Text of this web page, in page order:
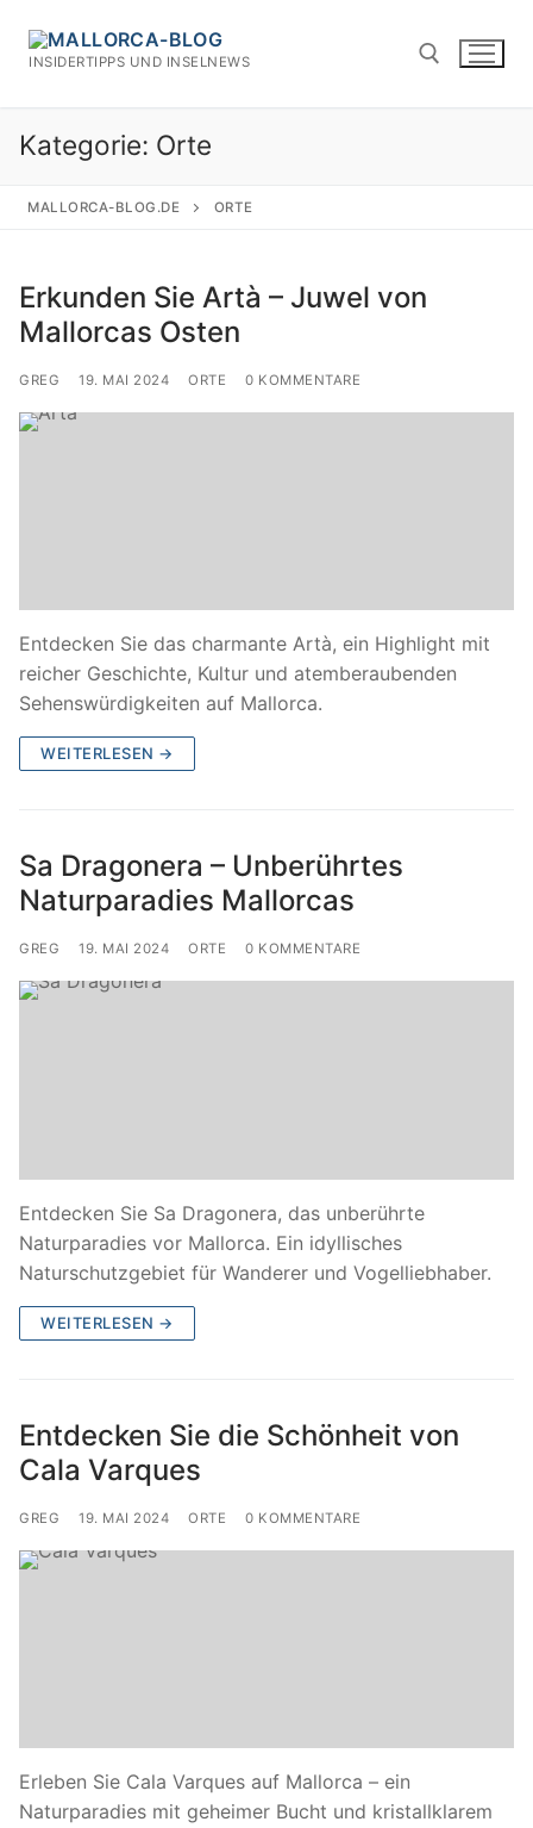
Inhalt
springen
INSIDERTIPPS UND INSELNEWS
Kategorie: Orte
MALLORCA-BLOG.DE ORTE
Erkunden Sie Artà – Juwel von
Mallorcas Osten
GREG 19. MAI 2024 ORTE 0 KOMMENTARE
Entdecken Sie das charmante Artà, ein Highlight mit
reicher Geschichte, Kultur und atemberaubenden
Sehenswürdigkeiten auf Mallorca.
WEITERLESEN →
Sa Dragonera – Unberührtes
Naturparadies Mallorcas
GREG 19. MAI 2024 ORTE 0 KOMMENTARE
Entdecken Sie Sa Dragonera, das unberührte
Naturparadies vor Mallorca. Ein idyllisches
Naturschutzgebiet für Wanderer und Vogelliebhaber.
WEITERLESEN →
Entdecken Sie die Schönheit von
Cala Varques
GREG 19. MAI 2024 ORTE 0 KOMMENTARE
Erleben Sie Cala Varques auf Mallorca – ein
Naturparadies mit geheimer Bucht und kristallklarem